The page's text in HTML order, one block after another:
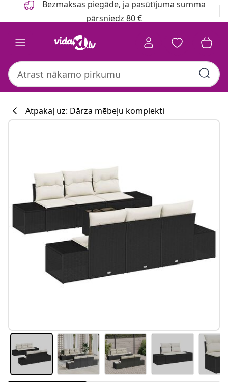
Bezmaksas piegāde, ja pasūtījuma summa
pārsniedz 80 €
Atpakaļ uz: Dārza mēbeļu komplekti